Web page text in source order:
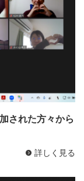
された方々から
詳しく見る